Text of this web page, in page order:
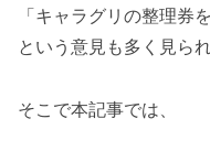
「キャラグリの整理券
という意見も多く見られ
そこで本記事では、